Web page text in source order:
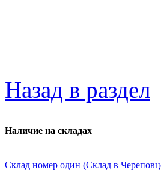
Назад в раздел
Наличие на складах
Склад номер один (Склад в